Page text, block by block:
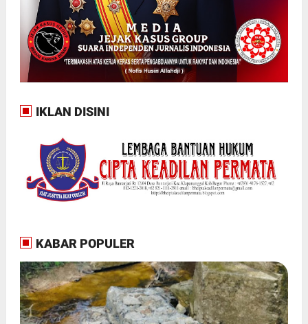
IKLAN DISINI
KABAR POPULER